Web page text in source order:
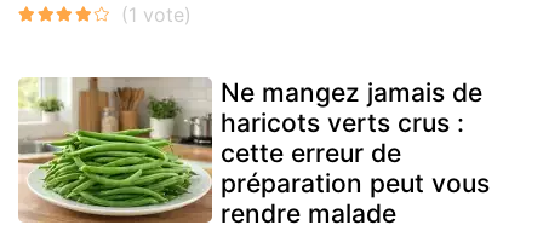
Ne mangez jamais de
haricots verts crus :
cette erreur de
préparation peut vous
rendre malade